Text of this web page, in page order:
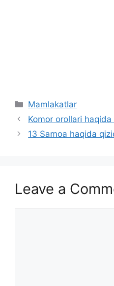
Categories
Mamlakatlar
Komor orollari
13 Samoa haqida
Leave a